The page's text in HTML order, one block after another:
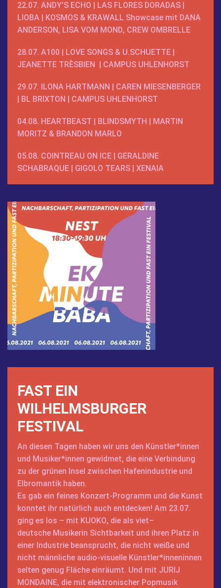
22.07. ANDY’S ECHO | LAS FLORES DORADAS |
LIOBA | KOSMOS & KRAWALL Showcase mit DANA
ANDERSON, LISA VOM MOND, CREW OMBRELLE
28.07. A100 | LOVE SONGS & U.SCHUETTE |
JEANETTE TRÈSBIEN | CAMPUS UHLENHORST
29.07. ILONA HARTMANN | CAREN MIESENBERGER
| BL BRIXTON | CAMPUS UHLENHORST
04.08. HEARTBEAST | BLINDSMYTH | MARTIN
MORITZ & BRANDON MARLO
05.08. COINTREAU ON ICE | GERALDINE
SCHABRAQUE | GIGOLO TEARS | XENAIA
FAST EIN
WILHELMSBURGER
FESTIVAL
An diesen Tagen haben wir uns den Künstler*innen
und Musiker*innen gewidmet, die eine Verbindung
zu der grünen Insel zwischen Hafenindustrie und
Elbromantik haben.
Es gab ein feines Konzert-Programm und die Kunst
konntet ihr natürlich auch entdecken! Am 23.07.
ging es los – mit KUOKO, die als viet–
deutsche Musikerin Sichtbarkeit und ihren Platz in
einer Industrie beansprucht, die nicht weiße und
nicht männliche audio-visuelle Künstler*inneninnen
selten genug Fläche einräumt. Und mit JURIJ
MONDAINE, die mit elektronischer Popmusik